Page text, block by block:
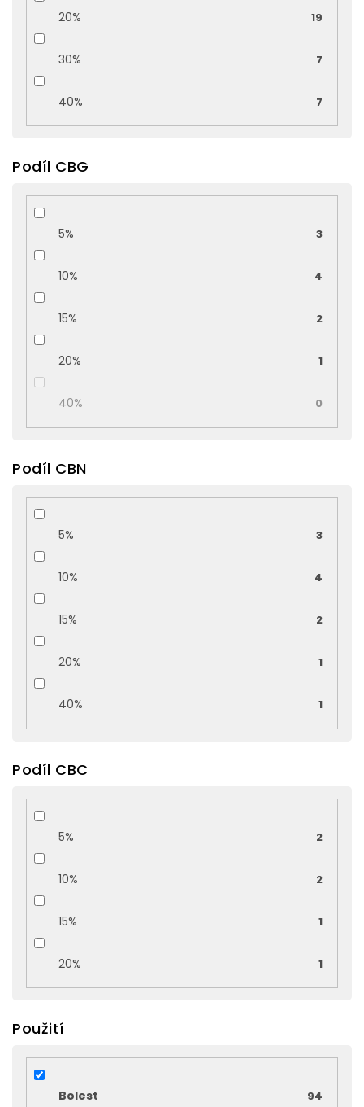
20% 19
30% 7
40% 7
Podíl CBG
5% 3
10% 4
15% 2
20% 1
40% 0
Podíl CBN
5% 3
10% 4
15% 2
20% 1
40% 1
Podíl CBC
5% 2
10% 2
15% 1
20% 1
Použití
Bolest 94